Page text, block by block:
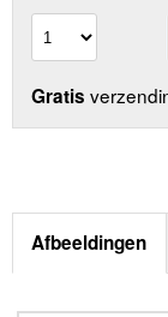
Gratis
Afbeeldingen